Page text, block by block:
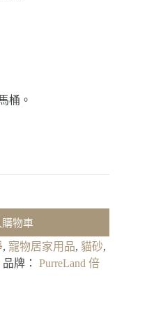
桶。
物車
, 寵物居家用品, 貓砂,
品牌： PurreLand 倍